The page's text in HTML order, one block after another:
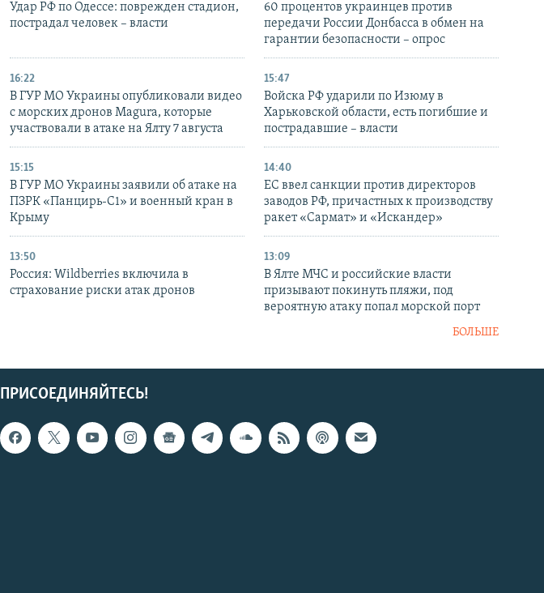
Удар РФ по Одессе: поврежден стадион,
пострадал человек – власти
60 процентов украинцев против
передачи России Донбасса в обмен на
гарантии безопасности – опрос
16:22
В ГУР МО Украины опубликовали видео
с морских дронов Magura, которые
участвовали в атаке на Ялту 7 августа
15:47
Войска РФ ударили по Изюму в
Харьковской области, есть погибшие и
пострадавшие – власти
15:15
В ГУР МО Украины заявили об атаке на
ПЗРК «Панцирь-С1» и военный кран в
Крыму
14:40
ЕС ввел санкции против директоров
заводов РФ, причастных к производству
ракет «Сармат» и «Искандер»
13:50
Россия: Wildberries включила в
страхование риски атак дронов
13:09
В Ялте МЧС и российские власти
призывают покинуть пляжи, под
вероятную атаку попал морской порт
БОЛЬШЕ
ПРИСОЕДИНЯЙТЕСЬ!